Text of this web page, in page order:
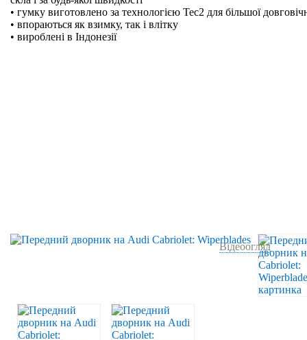
• гумку виготовлено за технологією Tec2 для більшої
• впораються як взимку, так і влітку
• вироблені в Індонезії
Відеоогляд